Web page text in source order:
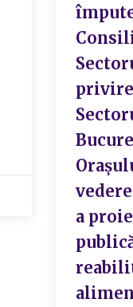
privire
a